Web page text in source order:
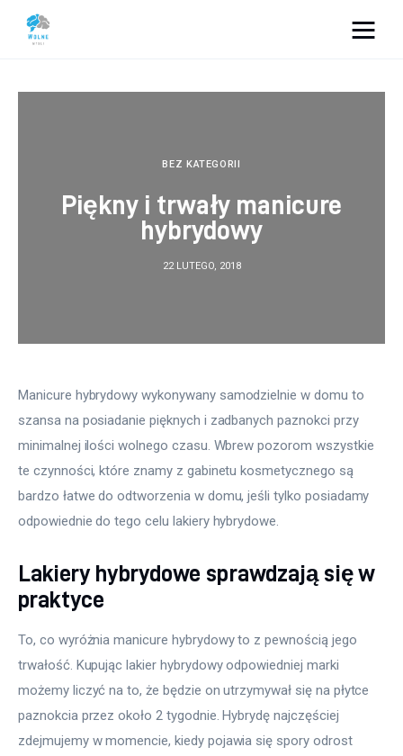
Dom i ogród
Więcej
BEZ KATEGORII
Piękny i trwały manicure
hybrydowy
22 LUTEGO, 2018
Manicure hybrydowy wykonywany samodzielnie w domu to
szansa na posiadanie pięknych i zadbanych paznokci przy
minimalnej ilości wolnego czasu. Wbrew pozorom wszystkie
te czynności, które znamy z gabinetu kosmetycznego są
bardzo łatwe do odtworzenia w domu, jeśli tylko posiadamy
odpowiednie do tego celu lakiery hybrydowe.
Lakiery hybrydowe sprawdzają się w
praktyce
To, co wyróżnia manicure hybrydowy to z pewnością jego
trwałość. Kupując lakier hybrydowy odpowiedniej marki
możemy liczyć na to, że będzie on utrzymywał się na płytce
paznokcia przez około 2 tygodnie. Hybrydę najczęściej
zdejmujemy w momencie, kiedy pojawia się spory odrost